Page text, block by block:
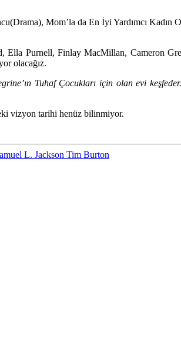
Mom’la da En İyi Yardımcı Kadın
Ella Purnell, Finlay MacMillan, Cameron
olacağız.
Tuhaf Çocukları için olan evi
vizyon tarihi henüz bilinmiyor.
L. Jackson Tim Burton